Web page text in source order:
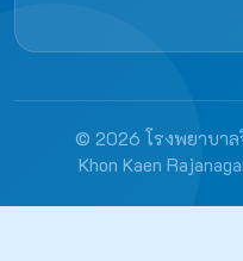
© 2026 โรงพยาบา
Khon Kaen